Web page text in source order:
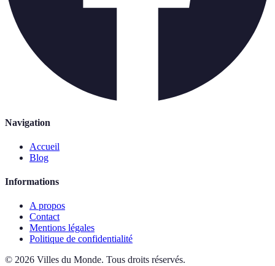
Navigation
Accueil
Blog
Informations
A propos
Contact
Mentions légales
Politique de confidentialité
© 2026 Villes du Monde. Tous droits réservés.